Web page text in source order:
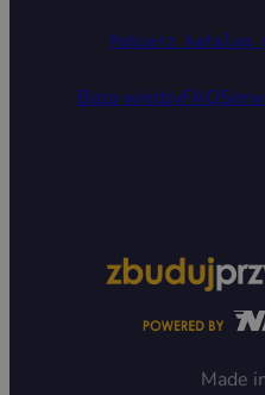
Pobierz katalog
Baza wiedzyFAQ
Made